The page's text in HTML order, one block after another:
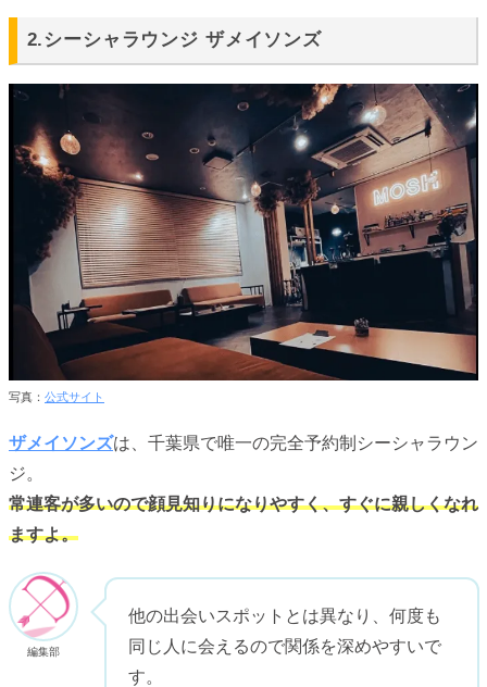
2.シーシャラウンジ ザメイソンズ
写真： 公式サイト
ザメイソンズは、千葉県で唯一の完全予約制シーシャラウン
ジ。
常連客が多いので顔見知りになりやすく、すぐに親しくなれ
ますよ。
編集部
他の出会いスポットとは異なり、何度も
同じ人に会えるので関係を深めやすいで
す。